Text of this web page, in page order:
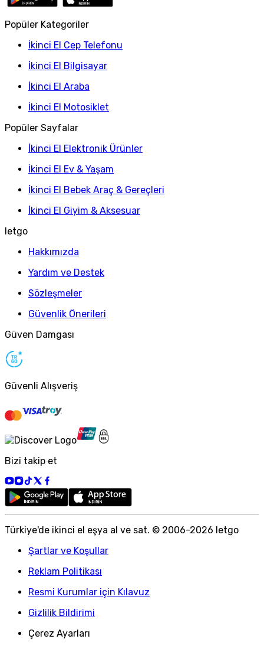
Popüler Kategoriler
İkinci El Cep Telefonu
İkinci El Bilgisayar
İkinci El Araba
İkinci El Motosiklet
Popüler Sayfalar
İkinci El Elektronik Ürünler
İkinci El Ev & Yaşam
İkinci El Bebek Araç & Gereçleri
İkinci El Giyim & Aksesuar
letgo
Hakkımızda
Yardım ve Destek
Sözleşmeler
Güvenlik Önerileri
Güven Damgası
Güvenli Alışveriş
Bizi takip et
Türkiye'de ikinci el eşya al ve sat. © 2006-2026 letgo
Şartlar ve Koşullar
Reklam Politikası
Resmi Kurumlar için Kılavuz
Gizlilik Bildirimi
Çerez Ayarları